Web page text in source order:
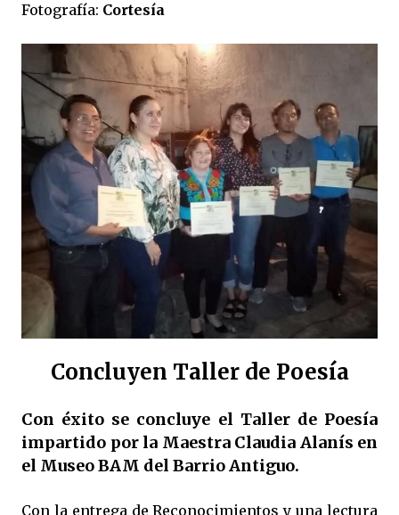
Fotografía: Cortesía
Concluyen Taller de Poesía
Con éxito se concluye el Taller de Poesía
impartido por la Maestra Claudia Alanís en
el Museo BAM del Barrio Antiguo.
Con la entrega de Reconocimientos y una lectura